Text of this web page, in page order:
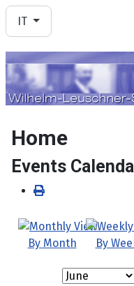
Seleziona la tua lingua
IT
Home
Events
By Month By